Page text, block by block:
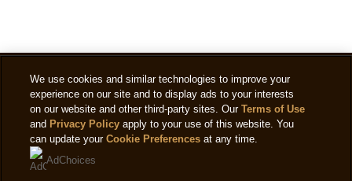
Gebruiksvoorwaarden
We use cookies and similar technologies to improve your
experience on our site and to display ads to your interests
on our website and other third-party sites. OurTerms of Use
and Privacy Policy apply to your use of this website. You
can update yourCookie Preferences at any time.
AdChoices